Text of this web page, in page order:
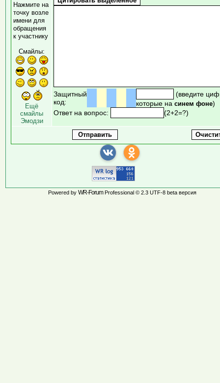
Нажмите на
точку возле
имени для
обращения
к участнику
Смайлы:
Ещё
смайлы
Эмодзи
Защитный
код:
(введите
которые на синем фоне)
Ответ на вопрос:
(2+2=?)
Powered by WR-ForumProfessional © 2.3 UTF-8 beta версия